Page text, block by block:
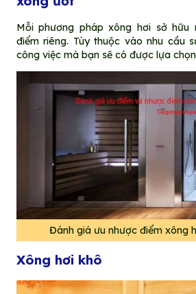
Mỗi phương pháp xông hơi sở hữu
điểm riêng. Tùy thuộc vào nhu cầu
công việc mà bạn sẽ có được lựa
Đánh giá ưu nhược điểm xông
Xông hơi khô